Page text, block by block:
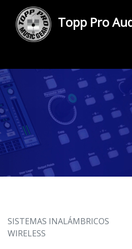
Topp Pro
SISTEMAS INALÁMBRICOS
WIRELESS